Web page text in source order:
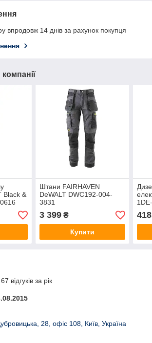
впродовж 14 днів за рахунок покупця
Black &
Штани FAIRHAVEN
DeWALT DWC192-004-
3831
3 399₴
Купити
відгуків за рік
28, офіс 108, Київ, Україна